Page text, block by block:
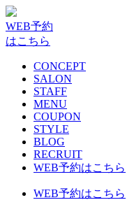
WEB予約
はこちら
CONCEPT
SALON
STAFF
MENU
COUPON
STYLE
BLOG
RECRUIT
WEB予約はこちら
WEB予約はこちら